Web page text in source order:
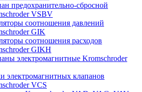
предохранительно-сбросной
VSBV
соотношения давлений
GIK
соотношения расходов
GIKH
электромагнитные Kromschroder
электромагнитных клапанов
VCS